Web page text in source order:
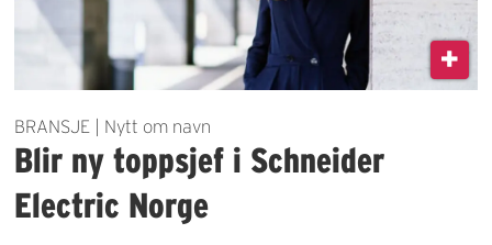
BRANSJE | Nytt om navn
Blir ny toppsjef i Schneider
Electric Norge